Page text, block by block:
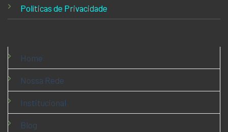
Políticas de Privacidade
Home
Nossa Rede
Institucional
Blog